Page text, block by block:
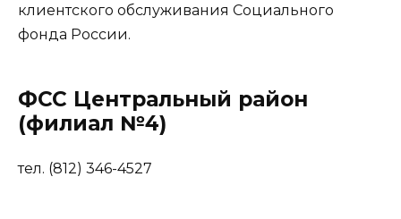
клиентского обслуживания Социального
фонда России.
ФСС Центральный район
(филиал №4)
тел. (812) 346-4527